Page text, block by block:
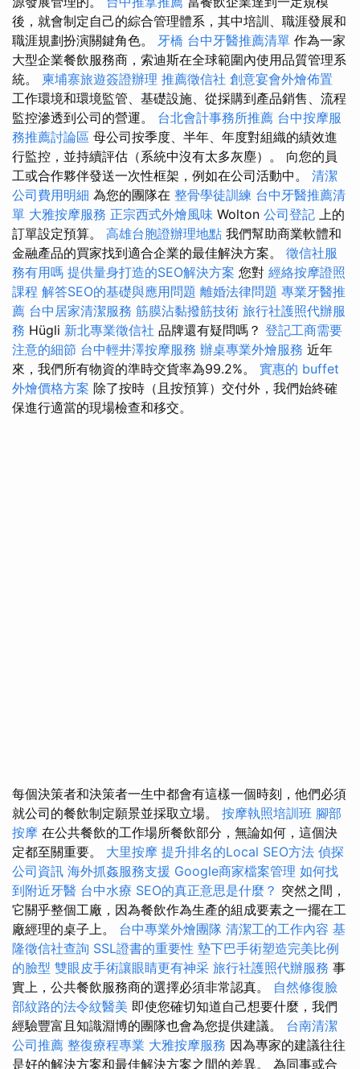
後，就會制定自己的綜合管理體系，其中培訓、職涯發展和
職涯規劃扮演關鍵角色。 牙橋 台中牙醫推薦清單 作為一家
大型企業餐飲服務商，索迪斯在全球範圍內使用品質管理系
統。 柬埔寨旅遊簽證辦理 推薦徵信社 創意宴會外燴佈置
工作環境和環境監管、基礎設施、從採購到產品銷售、流程
監控滲透到公司的營運。 台北會計事務所推薦 台中按摩服
務推薦討論區 母公司按季度、半年、年度對組織的績效進
行監控，並持續評估（系統中沒有太多灰塵）。 向您的員
工或合作夥伴發送一次性框架，例如在公司活動中。 清潔
公司費用明細 為您的團隊在 整骨學徒訓練 台中牙醫推薦清
單 大雅按摩服務 正宗西式外燴風味 Wolton 公司登記 上的
訂單設定預算。 高雄台胞證辦理地點 我們幫助商業軟體和
金融產品的買家找到適合企業的最佳解決方案。 徵信社服
務有用嗎 提供量身打造的SEO解決方案 您對 經絡按摩證照
課程 解答SEO的基礎與應用問題 離婚法律問題 專業牙醫推
薦 台中居家清潔服務 筋膜沾黏撥筋技術 旅行社護照代辦服
務 Hügli 新北專業徵信社 品牌還有疑問嗎？ 登記工商需要
注意的細節 台中輕井澤按摩服務 辦桌專業外燴服務 近年
來，我們所有物資的準時交貨率為99.2%。 實惠的 buffet
外燴價格方案 除了按時（且按預算）交付外，我們始終確
保進行適當的現場檢查和移交。
每個決策者和決策者一生中都會有這樣一個時刻，他們必須
就公司的餐飲制定願景並採取立場。 按摩執照培訓班 腳部
按摩 在公共餐飲的工作場所餐飲部分，無論如何，這個決
定都至關重要。 大里按摩 提升排名的Local SEO方法 偵探
公司資訊 海外抓姦服務支援 Google商家檔案管理 如何找
到附近牙醫 台中水療 SEO的真正意思是什麼？ 突然之間，
它關乎整個工廠，因為餐飲作為生產的組成要素之一擺在工
廠經理的桌子上。 台中專業外燴團隊 清潔工的工作內容 基
隆徵信社查詢 SSL證書的重要性 墊下巴手術塑造完美比例
的臉型 雙眼皮手術讓眼睛更有神采 旅行社護照代辦服務 事
實上，公共餐飲服務商的選擇必須非常認真。 自然修復臉
部紋路的法令紋醫美 即使您確切知道自己想要什麼，我們
經驗豐富且知識淵博的團隊也會為您提供建議。 台南清潔
公司推薦 整復療程專業 大雅按摩服務 因為專家的建議往往
是好的解決方案和最佳解決方案之間的差異。 為同事或合